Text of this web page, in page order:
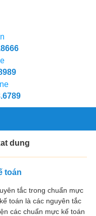
dung
toán
tắc trong chuẩn mực
toán là các nguyên tắc
các chuẩn mực kế toán